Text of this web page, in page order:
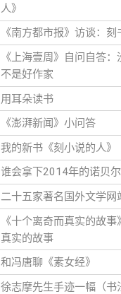
人》
《南方都市报》访谈：刻
《上海壹周》自问自答
不是好作家
用耳朵读书
《澎湃新闻》小问答
我的新书《刻小说的人》
谁会拿下2014年的诺贝
二十五家著名国外文学网
《十个离奇而真实的故
真实的故事
和冯唐聊《素女经》
徐志摩先生手迹一幅（书